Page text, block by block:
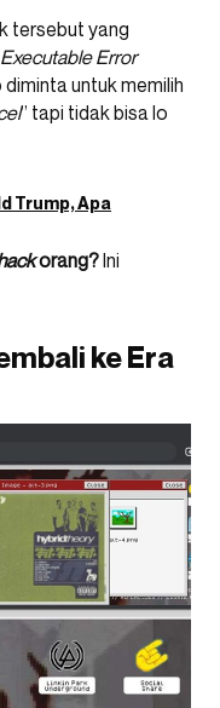
tersebut yang
Executable Error
untuk memilih
” tapi tidak bisa lo
Trump, Apa
orang?Ini
ke Era